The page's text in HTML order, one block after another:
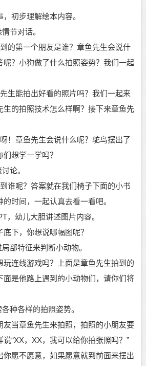
初步理解绘本内容。
节对话。
的第一个朋友是谁？章鱼先生会说什
呢？小狗做了什么拍照姿势？我们一起
生能拍出好看的照片吗？我们一起来
生的拍照技术怎么样啊？接下来章鱼先
！章鱼先生会说什么呢？鸵鸟摆出了
想学一学吗？
论。
谁呢？答案就在我们椅子下面的小书
时间，一起认真去看一看吧。
，幼儿大胆讲述图片内容。
下，你想说哪幅图呢？
部特征来判断小动物。
玩连线游戏吗？上面是章鱼先生拍到的
面是他路上遇到的小动物们，请你们将
种各样的拍照姿势。
友当章鱼先生来拍照，拍照的小朋友要
“XX，XX，我可以给你拍张照吗？”
你愿不愿意，如果愿意就到前面来摆出